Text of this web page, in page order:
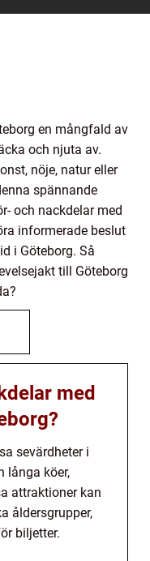
en mångfald av
och njuta av.
nöje, natur eller
spännande
och nackdelar med
informerade beslut
i Göteborg. Så
till Göteborg
med
sevärdheter i
långa köer,
attraktioner kan
åldersgrupper,
biljetter.